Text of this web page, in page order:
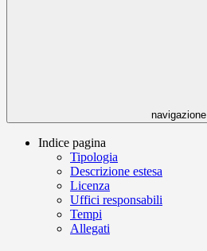
navigazione
Indice pagina
Tipologia
Descrizione estesa
Licenza
Uffici responsabili
Tempi
Allegati